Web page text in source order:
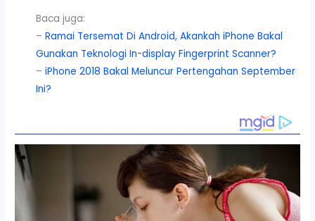
Baca juga:
–Ramai Tersemat Di Android, Akankah iPhone Bakal
Gunakan Teknologi In-display Fingerprint Scanner?
–iPhone 2018 Bakal Meluncur Pertengahan September
Ini?